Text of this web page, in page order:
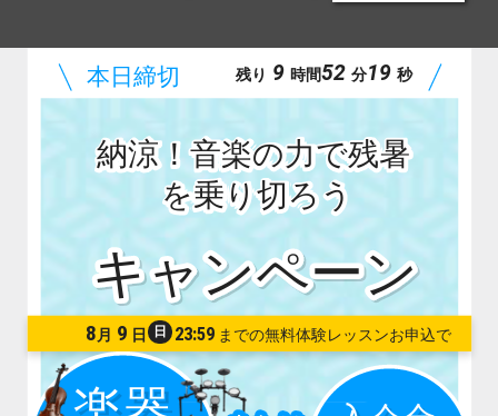
納涼！音楽の力で残暑
を乗り切ろう
8 月 9 日 日 23:59
残り 9 時間52 分17 秒